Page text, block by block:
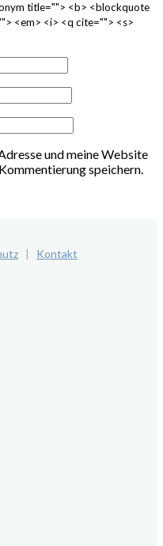
title=""> <b> <blockquote
<em> <i> <q cite=""> <s>
und meine Website
speichern.
| Kontakt